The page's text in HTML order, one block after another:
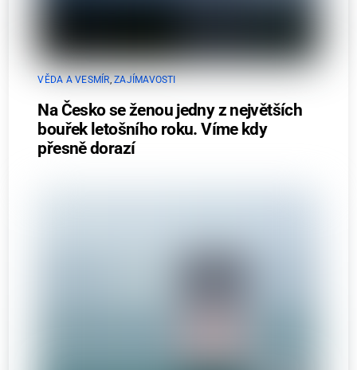
VĚDA A VESMÍR,ZAJÍMAVOSTI
Na Česko se ženou jedny z největších
bouřek letošního roku. Víme kdy
přesně dorazí